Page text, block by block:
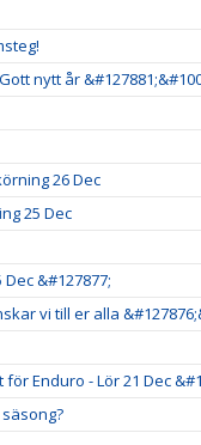
nytt år
26 Dec
25 Dec
&#127877;
vi till er alla
Enduro - Lör 21 Dec